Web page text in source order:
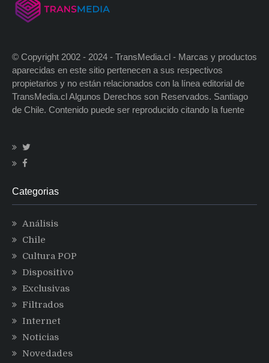
© Copyright 2002 - 2024 - TransMedia.cl - Marcas y productos
aparecidas en este sitio pertenecen a sus respectivos
propietarios y no están relacionados con la línea editorial de
TransMedia.cl Algunos Derechos son Reservados. Santiago
de Chile. Contenido puede ser reproducido citando la fuente
Categorias
Análisis
Chile
Cultura POP
Dispositivo
Exclusivas
Filtrados
Internet
Noticias
Novedades